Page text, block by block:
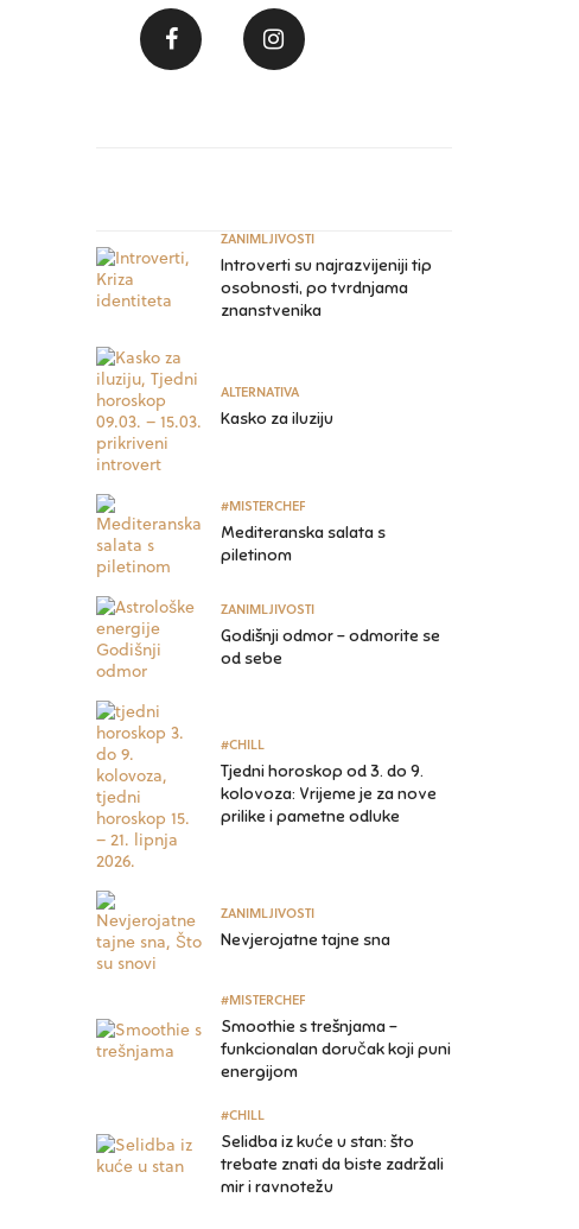
ZANIMLJIVOSTI
Introverti su najrazvijeniji tip
osobnosti, po tvrdnjama
znanstvenika
ALTERNATIVA
Kasko za iluziju
#MISTERCHEF
Mediteranska salata s
piletinom
ZANIMLJIVOSTI
Godišnji odmor – odmorite se
od sebe
#CHILL
Tjedni horoskop od 3. do 9.
kolovoza: Vrijeme je za nove
prilike i pametne odluke
ZANIMLJIVOSTI
Nevjerojatne tajne sna
#MISTERCHEF
Smoothie s trešnjama –
funkcionalan doručak koji puni
energijom
#CHILL
Selidba iz kuće u stan: što
trebate znati da biste zadržali
mir i ravnotežu